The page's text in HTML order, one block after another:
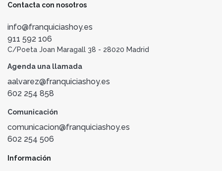
Contacta con nosotros
info@franquiciashoy.es
911 592 106
C/Poeta Joan Maragall 38 - 28020 Madrid
Agenda una llamada
aalvarez@franquiciashoy.es
602 254 858
Comunicación
comunicacion@franquiciashoy.es
602 254 506
Información